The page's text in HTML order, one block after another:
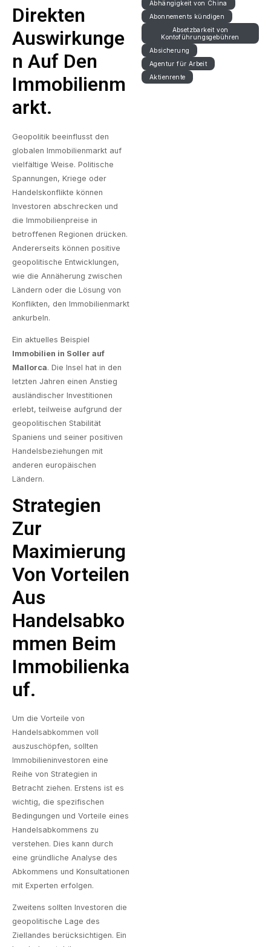
Direkten
Auswirkunge
N Auf Den
Immobilienm
Arkt.
Geopolitik beeinflusst den
globalen Immobilienmarkt auf
vielfältige Weise. Politische
Spannungen, Kriege oder
Handelskonflikte können
Investoren abschrecken und
die Immobilienpreise in
betroffenen Regionen drücken.
Andererseits können positive
geopolitische Entwicklungen,
wie die Annäherung zwischen
Ländern oder die Lösung von
Konflikten, den Immobilienmarkt
ankurbeln.
Ein aktuelles Beispiel
Immobilien in Soller auf
Mallorca. Die Insel hat in den
letzten Jahren einen Anstieg
ausländischer Investitionen
erlebt, teilweise aufgrund der
geopolitischen Stabilität
Spaniens und seiner positiven
Handelsbeziehungen mit
anderen europäischen
Ländern.
Strategien
Zur
Maximierung
Von Vorteilen
Aus
Handelsabko
Mmen Beim
Immobilienka
Uf.
Um die Vorteile von
Handelsabkommen voll
auszuschöpfen, sollten
Immobilieninvestoren eine
Reihe von Strategien in
Betracht ziehen. Erstens ist es
wichtig, die spezifischen
Bedingungen und Vorteile eines
Handelsabkommens zu
verstehen. Dies kann durch
eine gründliche Analyse des
Abkommens und Konsultationen
mit Experten erfolgen.
Zweitens sollten Investoren die
geopolitische Lage des
Ziellandes berücksichtigen. Ein
Abhängigkeit von China
Abonnements kündigen
Absetzbarkeit von
Kontoführungsgebühren
Absicherung
Agentur für Arbeit
Aktienrente